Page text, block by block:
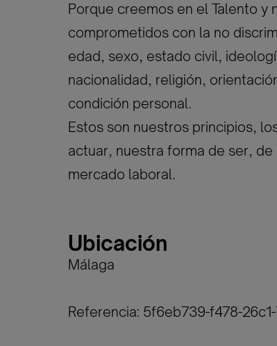
Porque creemos en el Talento y
comprometidos con la no
edad, sexo, estado civil,
nacionalidad, religión,
condición personal.
Estos son nuestros principios,
actuar, nuestra forma de ser,
mercado laboral.
Ubicación
Málaga
Referencia: 5f6eb739-f478-